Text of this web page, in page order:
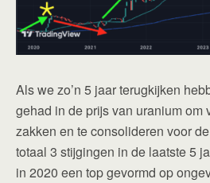
Als we zo’n 5 jaar terugkijken
gehad in de prijs van uranium om
zakken en te consolideren voor
totaal 3 stijgingen in de laatste 5
in 2020 een top gevormd op